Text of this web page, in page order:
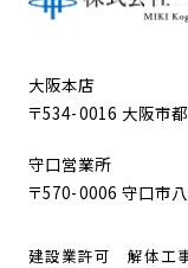
大阪本店
〒534-0016 大阪市
守口営業所
〒570-0006 守口市
建設業許可 解体工